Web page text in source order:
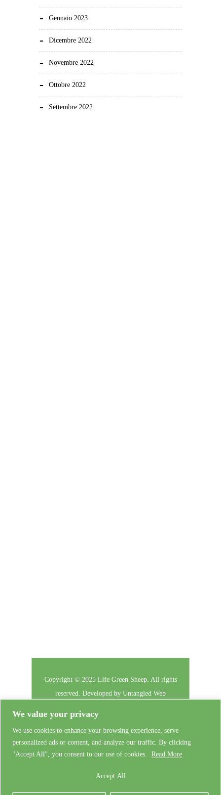
We value your privacy
We use cookies to enhance your browsing experience, serve
personalized ads or content, and analyze our traffic. By clicking
"Accept All", you consent to our use of cookies.
Read More
Accept All
Gennaio 2023
Dicembre 2022
Novembre 2022
Ottobre 2022
Settembre 2022
Copyright © 2025 Life Green Sheep. All rights
reserved. Developed by Untangled Web
Accesso Admin Training